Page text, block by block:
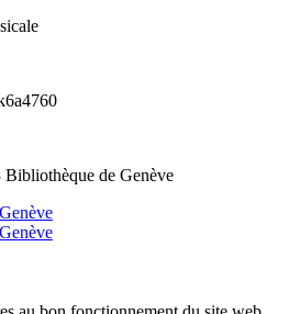
Bibliothèque de Genève